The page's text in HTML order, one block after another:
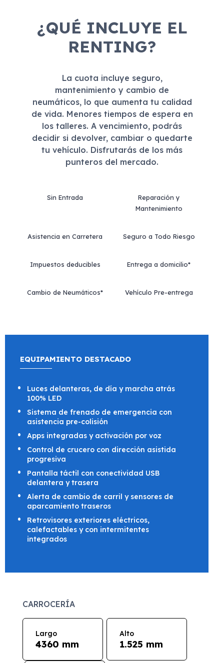
¿QUÉ INCLUYE EL
RENTING?
La cuota incluye seguro,
mantenimiento y cambio de
neumáticos, lo que aumenta tu calidad
de vida. Menores tiempos de espera en
los talleres. A vencimiento, podrás
decidir si devolver, cambiar o quedarte
tu vehículo. Disfrutarás de los más
punteros del mercado.
Sin Entrada
Reparación y
Mantenimiento
Asistencia en Carretera Seguro a Todo Riesgo
Impuestos deducibles Entrega a domicilio*
Cambio de Neumáticos* Vehículo Pre-entrega
EQUIPAMIENTO DESTACADO
Luces delanteras, de día y marcha atrás
100% LED
Sistema de frenado de emergencia con
asistencia pre-colisión
Apps integradas y activación por voz
Control de crucero con dirección asistida
progresiva
Pantalla táctil con conectividad USB
delantera y trasera
Alerta de cambio de carril y sensores de
aparcamiento traseros
Retrovisores exteriores eléctricos,
calefactables y con intermitentes
integrados
CARROCERÍA
Largo
4360 mm
Alto
1.525 mm